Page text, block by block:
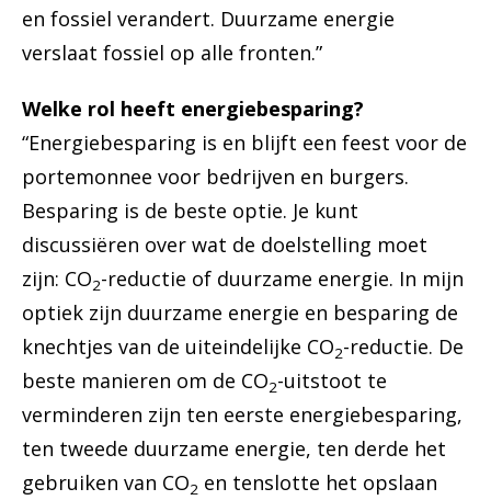
en fossiel verandert. Duurzame energie
verslaat fossiel op alle fronten.”
Welke rol heeft energiebesparing?
“Energiebesparing is en blijft een feest voor de
portemonnee voor bedrijven en burgers.
Besparing is de beste optie. Je kunt
discussiëren over wat de doelstelling moet
zijn: CO2-reductie of duurzame energie. In mijn
optiek zijn duurzame energie en besparing de
knechtjes van de uiteindelijke CO2-reductie. De
beste manieren om de CO2-uitstoot te
verminderen zijn ten eerste energiebesparing,
ten tweede duurzame energie, ten derde het
gebruiken van CO2 en tenslotte het opslaan